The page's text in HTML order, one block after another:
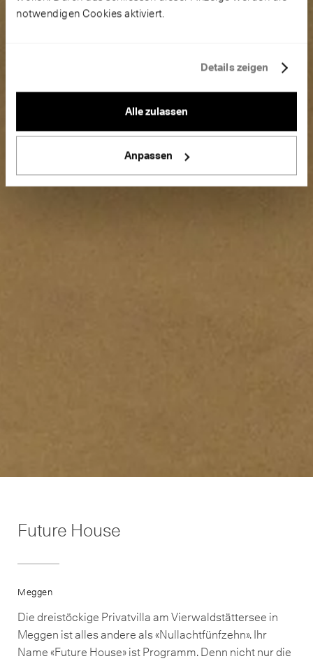
notwendigen Cookies aktiviert.
Details zeigen
Alle zulassen
Anpassen
Future House
Meggen
Die dreistöckige Privatvilla am Vierwaldstättersee in
Meggen ist alles andere als «Nullachtfünfzehn». Ihr
Name «Future House» ist Programm. Denn nicht nur die